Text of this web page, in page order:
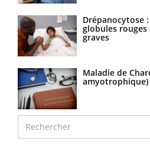
Drépanocytose
globules rouges
graves
Maladie de
amyotrophique)